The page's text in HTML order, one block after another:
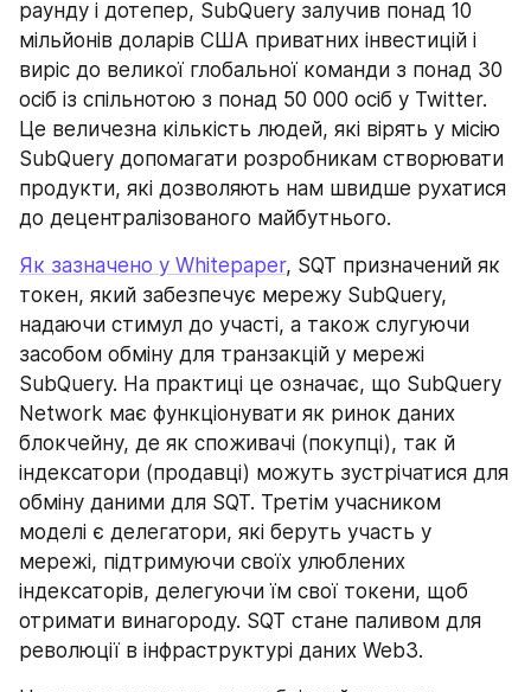
раунду і дотепер, SubQuery залучив понад 10
мільйонів доларів США приватних інвестицій і
виріс до великої глобальної команди з понад 30
осіб із спільнотою з понад 50 000 осіб у Twitter.
Це величезна кількість людей, які вірять у місію
SubQuery допомагати розробникам створювати
продукти, які дозволяють нам швидше рухатися
до децентралізованого майбутнього.
Як зазначено у Whitepaper, SQT призначений як
токен, який забезпечує мережу SubQuery,
надаючи стимул до участі, а також слугуючи
засобом обміну для транзакцій у мережі
SubQuery. На практиці це означає, що SubQuery
Network має функціонувати як ринок даних
блокчейну, де як споживачі (покупці), так й
індексатори (продавці) можуть зустрічатися для
обміну даними для SQT. Третім учасником
моделі є делегатори, які беруть участь у
мережі, підтримуючи своїх улюблених
індексаторів, делегуючи їм свої токени, щоб
отримати винагороду. SQT стане паливом для
революції в інфраструктурі даних Web3.